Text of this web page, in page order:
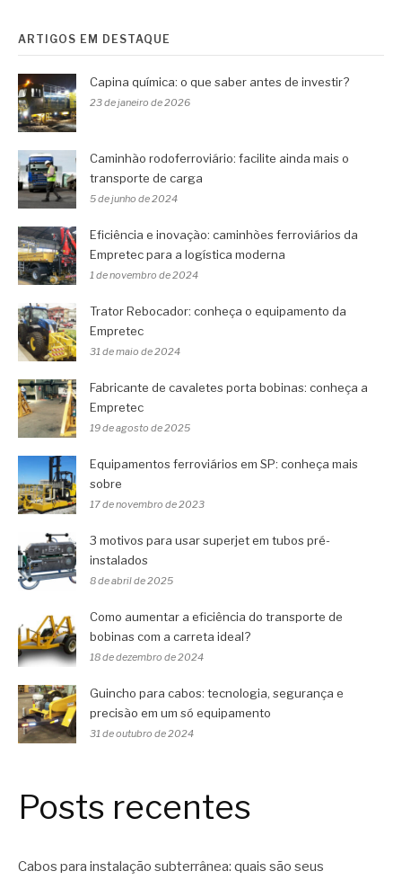
ARTIGOS EM DESTAQUE
Capina química: o que saber antes de investir?
23 de janeiro de 2026
Caminhão rodoferroviário: facilite ainda mais o
transporte de carga
5 de junho de 2024
Eficiência e inovação: caminhões ferroviários da
Empretec para a logística moderna
1 de novembro de 2024
Trator Rebocador: conheça o equipamento da
Empretec
31 de maio de 2024
Fabricante de cavaletes porta bobinas: conheça a
Empretec
19 de agosto de 2025
Equipamentos ferroviários em SP: conheça mais
sobre
17 de novembro de 2023
3 motivos para usar superjet em tubos pré-
instalados
8 de abril de 2025
Como aumentar a eficiência do transporte de
bobinas com a carreta ideal?
18 de dezembro de 2024
Guincho para cabos: tecnologia, segurança e
precisão em um só equipamento
31 de outubro de 2024
Posts recentes
Cabos para instalação subterrânea: quais são seus